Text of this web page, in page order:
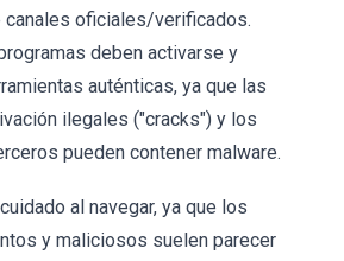
oficiales/verificados.
deben activarse y
auténticas, ya que las
ilegales ("cracks") y los
pueden contener malware.
al navegar, ya que los
y maliciosos suelen parecer